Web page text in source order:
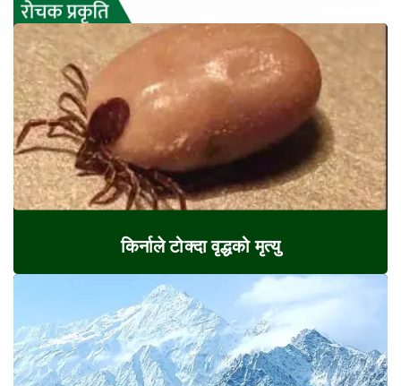
किर्नाले टोक्दा वृद्धको मृत्यु